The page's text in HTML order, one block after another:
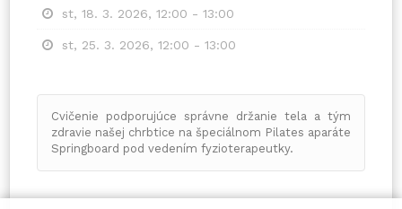
st, 18. 3. 2026, 12:00 - 13:00
st, 25. 3. 2026, 12:00 - 13:00
Cvičenie podporujúce správne držanie tela a tým
zdravie našej chrbtice na špeciálnom Pilates aparáte
Springboard pod vedením fyzioterapeutky.